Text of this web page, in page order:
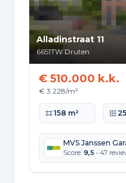
Alladinstraat 11
6651TW Druten
€ 510.000 k.k.
€ 3.228/m²
Woonoppervlakte
158 m²
MVS Janssen
Score: 9,5 • 47